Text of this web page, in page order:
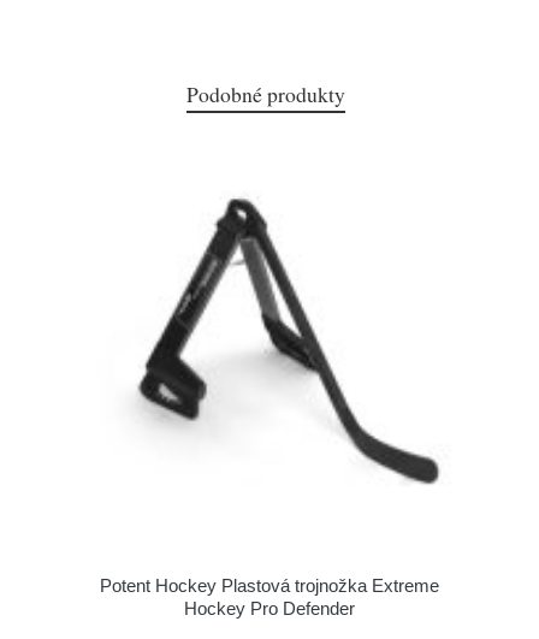
Podobné produkty
Potent Hockey Plastová trojnožka Extreme
Hockey Pro Defender